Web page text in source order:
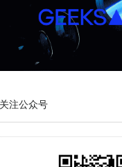
注公众号